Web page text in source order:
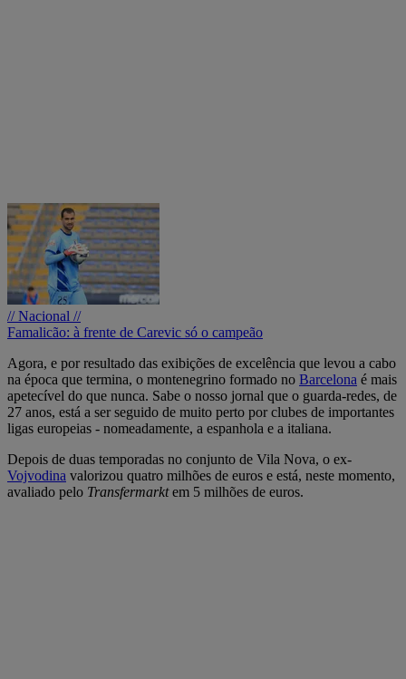
// Nacional //
Famalicão: à frente de Carevic só o campeão
Agora, e por resultado das exibições de excelência que levou a cabo
na época que termina, o montenegrino formado no Barcelona é mais
apetecível do que nunca. Sabe o nosso jornal que o guarda-redes, de
27 anos, está a ser seguido de muito perto por clubes de importantes
ligas europeias - nomeadamente, a espanhola e a italiana.
Depois de duas temporadas no conjunto de Vila Nova, o ex-
Vojvodina valorizou quatro milhões de euros e está, neste momento,
avaliado pelo Transfermarktem 5 milhões de euros.